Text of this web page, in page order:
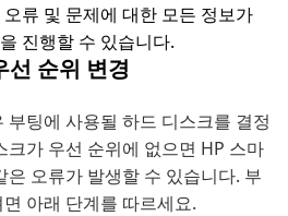
류 및 문제에 대한 모든 정보가
진행할 수 있습니다.
선 순위 변경
부팅에 사용될 하드 디스크를 결정
크가 우선 순위에 없으면 HP 스마
은 오류가 발생할 수 있습니다. 부
아래 단계를 따르세요.